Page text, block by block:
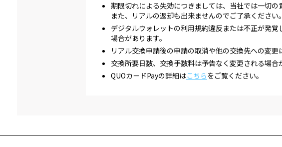
期限切れによる失効につきましては、当社では一切の
また、リアルの返却も出来ませんのでご了承ください。
デジタルウォレットの利用規約違反または不正が発
場合があります。
リアル交換申請後の申請の取消や他の交換先への変更
交換所要日数、交換手数料は予告なく変更される場合
QUOカードPayの詳細はこちら をご覧ください。